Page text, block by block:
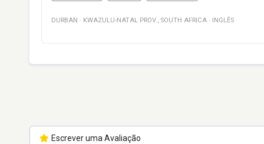
DURBAN · KWAZULU-NATAL PROV., SOUTH AFRICA · INGLÊS
Escrever uma Avaliação